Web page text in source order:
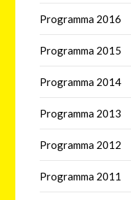
Programma 2016
Programma 2015
Programma 2014
Programma 2013
Programma 2012
Programma 2011